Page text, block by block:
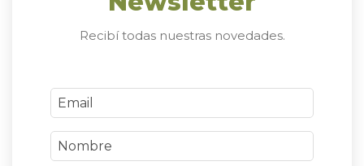
Recibí todas nuestras novedades.